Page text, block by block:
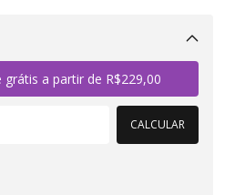
a partir de R$229,00
CALCULAR